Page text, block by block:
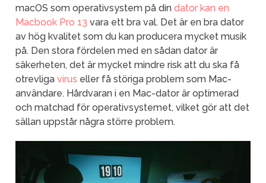
macOS som operativsystem på dindator kan en
Macbook Pro 13 vara ett bra val. Det är en bra dator
av hög kvalitet som du kan producera mycket musik
på. Den stora fördelen med en sådan dator är
säkerheten, det är mycket mindre risk att du ska få
otrevligavirus eller få störiga problem som Mac-
användare. Hårdvaran i en Mac-dator är optimerad
och matchad för operativsystemet, vilket gör att det
sällan uppstår några större problem.